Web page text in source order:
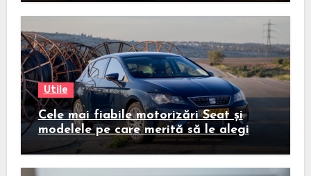
Utile
Cele mai fiabile motorizări Seat și
modelele pe care merită să le alegi